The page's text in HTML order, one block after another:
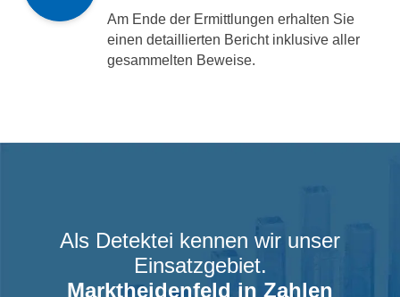
Am Ende der Ermittlungen erhalten Sie
einen detaillierten Bericht inklusive aller
gesammelten Beweise.
Als Detektei kennen wir unser
Einsatzgebiet.
Marktheidenfeld in Zahlen